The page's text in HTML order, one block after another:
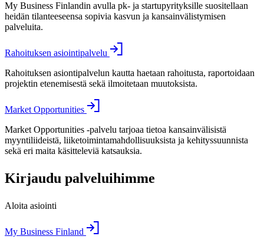
My Business Finlandin avulla pk- ja startupyrityksille suositellaan
heidän tilanteeseensa sopivia kasvun ja kansainvälistymisen
palveluita.
Rahoituksen asiointipalvelu
Rahoituksen asiontipalvelun kautta haetaan rahoitusta, raportoidaan
projektin etenemisestä sekä ilmoitetaan muutoksista.
Market Opportunities
Market Opportunities -palvelu tarjoaa tietoa kansainvälisistä
myyntiliideistä, liiketoimintamahdollisuuksista ja kehityssuunnista
sekä eri maita käsitteleviä katsauksia.
Kirjaudu palveluihimme
Aloita asiointi
My Business Finland